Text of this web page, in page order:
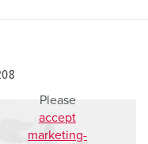
Please
accept
marketing-